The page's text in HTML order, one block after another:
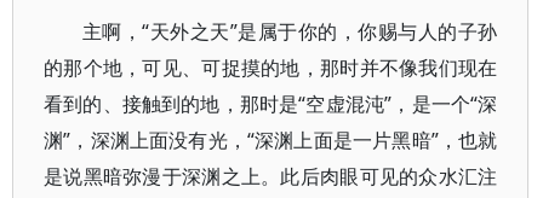
主啊，“天外之天”是属于你的，你赐与人的子孙
的那个地，可见、可捉摸的地，那时并不像我们现在
看到的、接触到的地，那时是“空虚混沌”，是一个“深
渊”，深渊上面没有光，“深渊上面是一片黑暗”，也就
是说黑暗弥漫于深渊之上。此后肉眼可见的众水汇注